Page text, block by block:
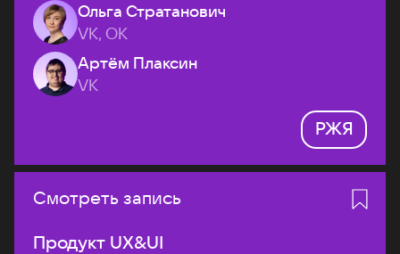
Ольга Стратанович
VK, ОК
Артём Плаксин
VK
РЖЯ
Смотреть запись
Продукт UX&UI